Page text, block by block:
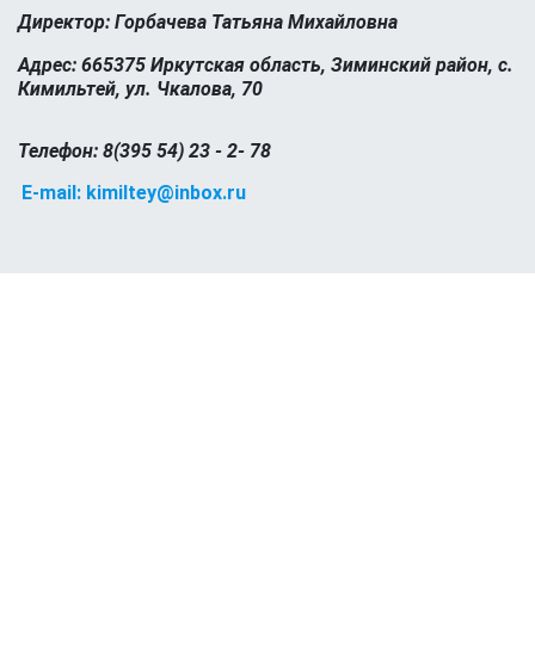
Директор: Горбачева Татьяна Михайловна
Адрес: 665375 Иркутская область, Зиминский район, с.
Кимильтей, ул. Чкалова, 70
Телефон: 8(395 54) 23 - 2- 78
E-mail: kimiltey@inbox.ru